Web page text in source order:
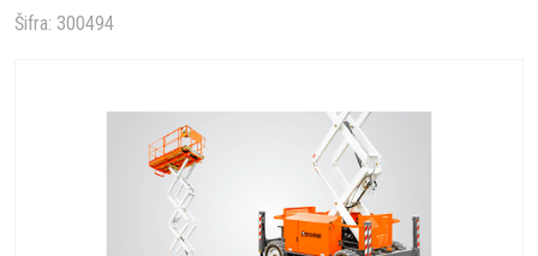
Šifra: 300494